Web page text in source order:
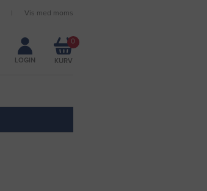
Forbliv logget ind
Vis med moms
LOGIN
0